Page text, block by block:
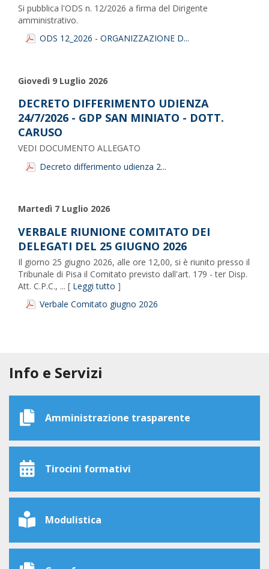
Si pubblica l'ODS n. 12/2026 a firma del Dirigente
amministrativo.
ODS 12_2026 - ORGANIZZAZIONE D...
Giovedì 9 Luglio 2026
DECRETO DIFFERIMENTO UDIENZA
24/7/2026 - GDP SAN MINIATO - DOTT.
CARUSO
VEDI DOCUMENTO ALLEGATO
Decreto differimento udienza 2...
Martedì 7 Luglio 2026
VERBALE RIUNIONE COMITATO DEI
DELEGATI DEL 25 GIUGNO 2026
Il giorno 25 giugno 2026, alle ore 12,00, si è riunito presso il
Tribunale di Pisa il Comitato previsto dall'art. 179 - ter Disp.
Att. C.P.C., ... [ Leggi tutto ]
Verbale Comitato giugno 2026
Info e Servizi
Amministrazione trasparente
Tirocini formativi
Modulistica